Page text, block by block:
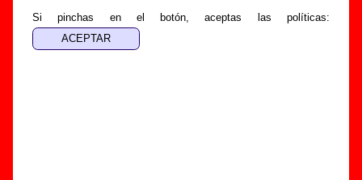
Si pinchas en el botón, aceptas las políticas:
esta página otros tipos de información a medida que estén
disponibles: los datos relacionados con su publicación, los
créditos de la grabación de las canciones (productor,